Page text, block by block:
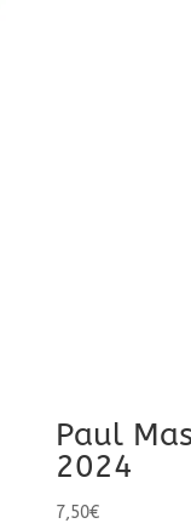
Paul
2024
7,50€